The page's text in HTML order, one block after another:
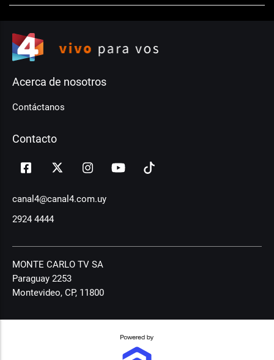
Acerca de nosotros
Contáctanos
Contacto
canal4@canal4.com.uy
2924 4444
MONTE CARLO TV SA
Paraguay 2253
Montevideo, CP, 11800